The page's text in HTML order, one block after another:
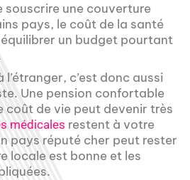
souscrire une couverture
pays, le coût de la santé
un budget pourtant
c’est donc aussi
Une pension confortable
coût de vie peut devenir très
médicales restent à votre
pays réputé cher peut rester
locale est bonne et les